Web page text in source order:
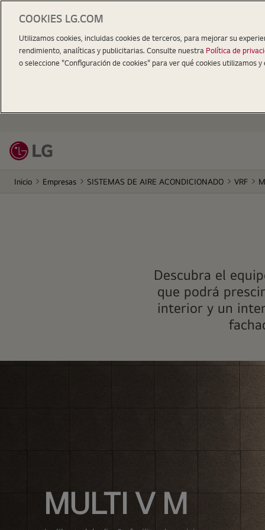
Inicio Empresas SISTEMAS DE AIRE ACONDICIONADO VRF
Descubra el
que podrá
interior y un
MULTI V M
COOKIES LG.COM
Utilizamos cookies, incluidas cookies de terceros, para mejorar su
rendimiento, analíticas y publicitarias. Consulte nuestra Política de
o seleccione "Configuración de cookies" para ver qué cookies utilizamos y